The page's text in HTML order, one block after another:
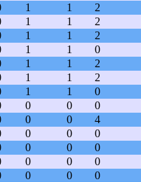
1 1
2
1 1
2
1 1
2
1 1
0
1 1
2
1 1
2
1 1
0
0 0
0
0 0
4
0 0
0
0 0
0
0 0
0
0 0
0